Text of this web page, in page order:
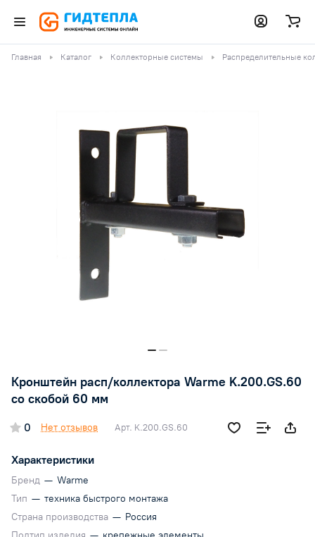
Главная Каталог Коллекторные системы Распределительные
Кронштейн расп/коллектора Warme K.200.GS.60
со скобой 60 мм
0 Нет отзывов Арт. K.200.GS.60
Характеристики
Бренд — Warme
Тип — техника быстрого монтажа
Страна производства — Россия